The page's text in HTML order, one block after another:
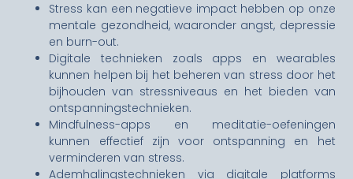
Stress kan een negatieve impact hebben op onze
mentale gezondheid, waaronder angst, depressie
en burn-out.
Digitale technieken zoals apps en wearables
kunnen helpen bij het beheren van stress door het
bijhouden van stressniveaus en het bieden van
ontspanningstechnieken.
Mindfulness-apps en meditatie-oefeningen
kunnen effectief zijn voor ontspanning en het
verminderen van stress.
Ademhalingstechnieken via digitale platforms